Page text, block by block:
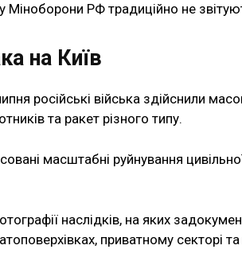
Міноборони РФ традиційно не
на Київ
російські війська здійснили
та ракет різного типу.
масштабні руйнування
наслідків, на яких
приватному секторі